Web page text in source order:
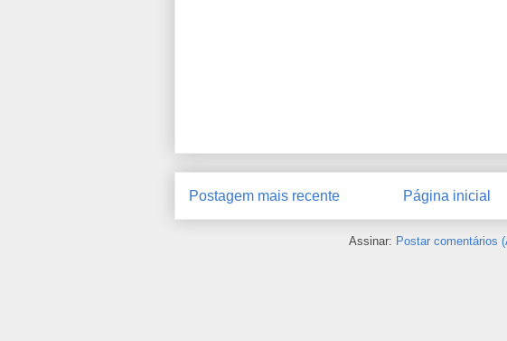
Postagem mais recente Página inicial
Assinar: Postar comentários